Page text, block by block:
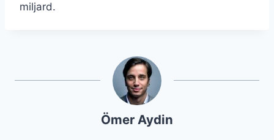
miljard.
Ömer Aydin